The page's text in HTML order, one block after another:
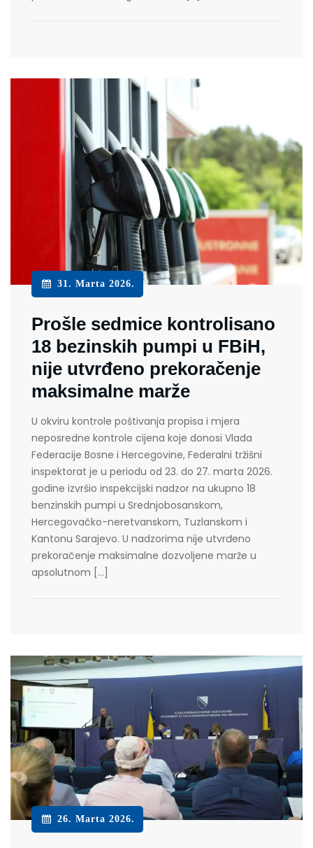
31. Marta 2026.
Prošle sedmice kontrolisano
18 bezinskih pumpi u FBiH,
nije utvrđeno prekoračenje
maksimalne marže
U okviru kontrole poštivanja propisa i mjera
neposredne kontrole cijena koje donosi Vlada
Federacije Bosne i Hercegovine, Federalni tržišni
inspektorat je u periodu od 23. do 27. marta 2026.
godine izvršio inspekcijski nadzor na ukupno 18
benzinskih pumpi u Srednjobosanskom,
Hercegovačko-neretvanskom, Tuzlanskom i
Kantonu Sarajevo. U nadzorima nije utvrđeno
prekoračenje maksimalne dozvoljene marže u
apsolutnom […]
26. Marta 2026.